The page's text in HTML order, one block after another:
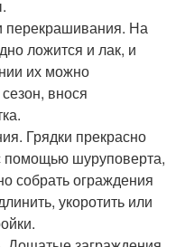
перекрашивания. На
ложится и лак, и
их можно
внося
Грядки прекрасно
помощью шуруповерта,
собрать ограждения
укоротить или